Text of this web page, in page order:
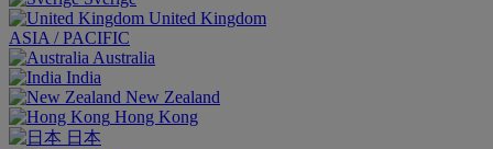
United Kingdom
ASIA / PACIFIC
Australia
India
New Zealand
Hong Kong
日本